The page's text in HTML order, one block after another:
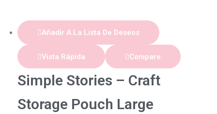
Añadir A La Lista De Deseos
Vista Rápida Compare
Simple Stories – Craft
Storage Pouch Large